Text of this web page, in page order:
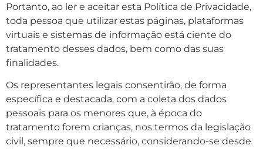
Portanto, ao ler e aceitar esta Política de Privacidade,
toda pessoa que utilizar estas páginas, plataformas
virtuais e sistemas de informação está ciente do
tratamento desses dados, bem como das suas
finalidades.
Os representantes legais consentirão, de forma
específica e destacada, com a coleta dos dados
pessoais para os menores que, à época do
tratamento forem crianças, nos termos da legislação
civil, sempre que necessário, considerando-se desde